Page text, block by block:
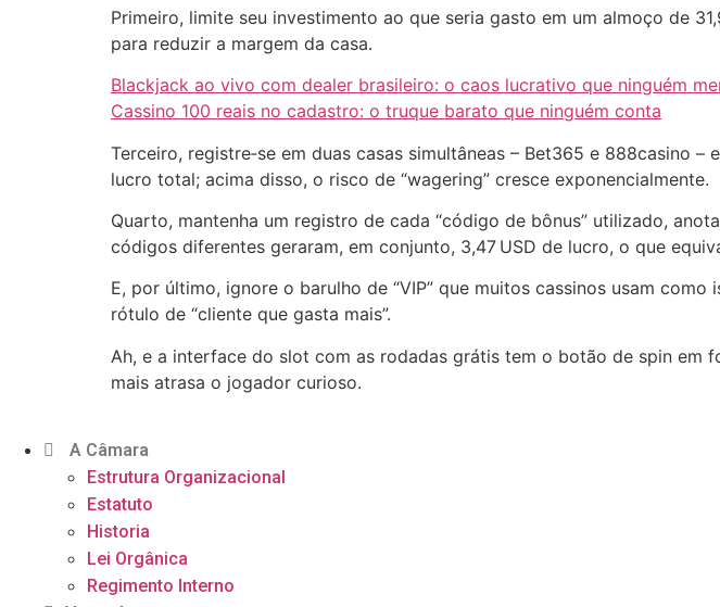
Primeiro, limite seu investimento ao que seria gasto em um almoço de
para reduzir a margem da casa.
Blackjack ao vivo com dealer brasileiro: o caos lucrativo que ninguém
Cassino 100 reais no cadastro: o truque barato que ninguém conta
Terceiro, registre‑se em duas casas simultâneas – Bet365 e 888casino
lucro total; acima disso, o risco de “wagering” cresce exponencialmente.
Quarto, mantenha um registro de cada “código de bônus” utilizado,
códigos diferentes geraram, em conjunto, 3,47 USD de lucro, o que
E, por último, ignore o barulho de “VIP” que muitos cassinos usam como
rótulo de “cliente que gasta mais”.
Ah, e a interface do slot com as rodadas grátis tem o botão de spin em
mais atrasa o jogador curioso.
A Câmara
Estrutura Organizacional
Estatuto
Historia
Lei Orgânica
Regimento Interno